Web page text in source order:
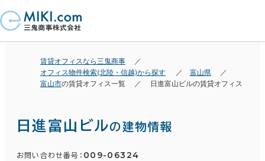
賃貸オフィスなら三鬼商事
オフィス物件検索(北陸・信越)から探す
富山県
富山市の賃貸オフィス一覧 日進富山ビルの賃貸オフィス
日進富山ビルの建物情報
お問い合わせ番号： 009-06324